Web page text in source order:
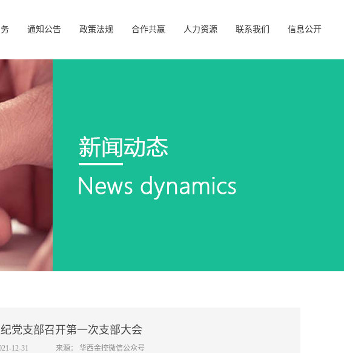
通知公告 政策法规 合作共赢 人力资源 联系我们 信息公开
党支部召开第一次支部大会
-12-31 来源： 华西金控微信公众号